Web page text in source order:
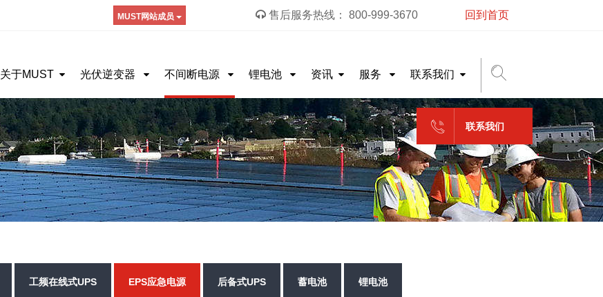
售后服务热线： 800-999-3670 回到首页
MUST网站成员
关于MUST 光伏逆变器 不间断电源 锂电池 资讯 服务 联系我们
联系我们
工频在线式UPS EPS应急电源 后备式UPS 蓄电池 锂电池